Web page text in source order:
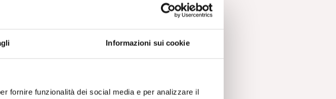
Informazioni sui cookie
fornire funzionalità dei social media e per analizzare il
cui è centrale l’acquisizione di
puramente deficitario, che
evolutivo, che comporta
propria vita mentale ed affettiva,
Un gigante aggressivo, con